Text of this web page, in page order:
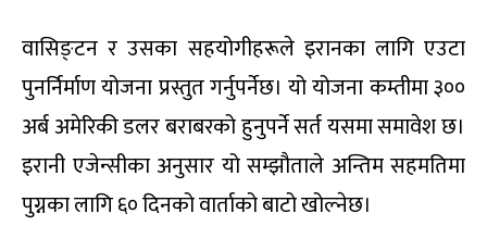
वासिङ्टन र उसका सहयोगीहरूले इरानका लागि एउटा
पुनर्निर्माण योजना प्रस्तुत गर्नुपर्नेछ। यो योजना कम्तीमा ३००
अर्ब अमेरिकी डलर बराबरको हुनुपर्ने सर्त यसमा समावेश छ।
इरानी एजेन्सीका अनुसार यो सम्झौताले अन्तिम सहमतिमा
पुग्नका लागि ६० दिनको वार्ताको बाटो खोल्नेछ।